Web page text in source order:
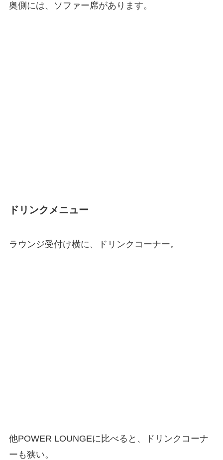
奥側には、ソファー席があります。
ドリンクメニュー
ラウンジ受付け横に、ドリンクコーナー。
他POWER LOUNGEに比べると、ドリンクコーナ
ーも狭い。